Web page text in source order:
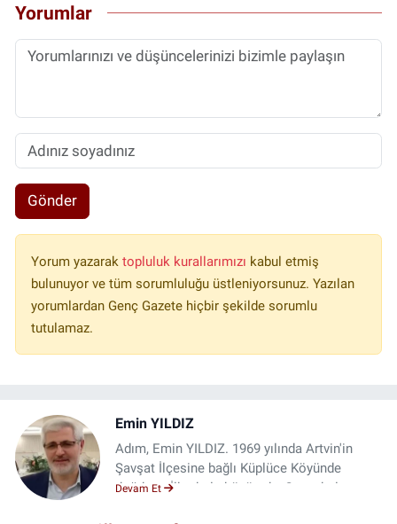
Yorumlar
Gönder
Yorum yazarak topluluk kurallarımızı kabul etmiş
bulunuyor ve tüm sorumluluğu üstleniyorsunuz. Yazılan
yorumlardan Genç Gazete hiçbir şekilde sorumlu
tutulamaz.
Emin YILDIZ
Adım, Emin YILDIZ. 1969 yılında Artvin'in
Şavşat İlçesine bağlı Küplüce Köyünde
doğdum. İlk okulu köyümde, Orta okulu,
Devam Et